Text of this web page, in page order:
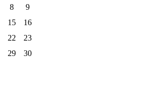
8
9
15
16
22
23
29
30